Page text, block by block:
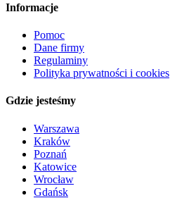
Informacje
Pomoc
Dane firmy
Regulaminy
Polityka prywatności i cookies
Gdzie jesteśmy
Warszawa
Kraków
Poznań
Katowice
Wrocław
Gdańsk